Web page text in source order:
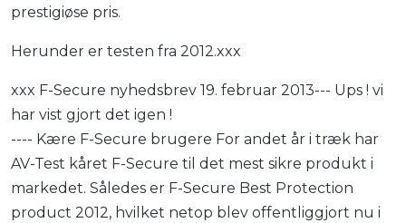
prestigiøse pris.
Herunder er testen fra 2012.xxx
xxx F-Secure nyhedsbrev 19. februar 2013--- Ups ! vi
har vist gjort det igen !
---- Kære F-Secure brugere For andet år i træk har
AV-Test kåret F-Secure til det mest sikre produkt i
markedet. Således er F-Secure Best Protection
product 2012, hvilket netop blev offentliggjort nu i